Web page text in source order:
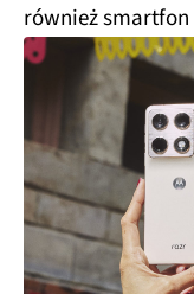
również smartfon